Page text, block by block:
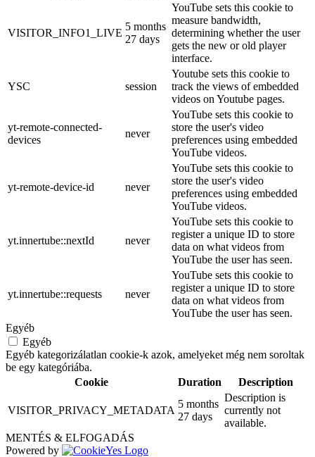
VISITOR_INFO1_LIVE
5 months
27 days
YouTube sets this cookie to
measure bandwidth,
determining whether the user
gets the new or old player
interface.
YSC session
Youtube sets this cookie to
track the views of embedded
videos on Youtube pages.
yt-remote-connected-
devices
never
YouTube sets this cookie to
store the user's video
preferences using embedded
YouTube videos.
yt-remote-device-id never
YouTube sets this cookie to
store the user's video
preferences using embedded
YouTube videos.
yt.innertube::nextId never
YouTube sets this cookie to
register a unique ID to store
data on what videos from
YouTube the user has seen.
yt.innertube::requests never
YouTube sets this cookie to
register a unique ID to store
data on what videos from
YouTube the user has seen.
Egyéb
Egyéb
Egyéb kategorizálatlan cookie-k azok, amelyeket még nem soroltak
be egy kategóriába.
Cookie
Duration Description
VISITOR_PRIVACY_METADATA
5 months
27 days
Description is
currently not
available.
MENTÉS & ELFOGADÁS
Powered by